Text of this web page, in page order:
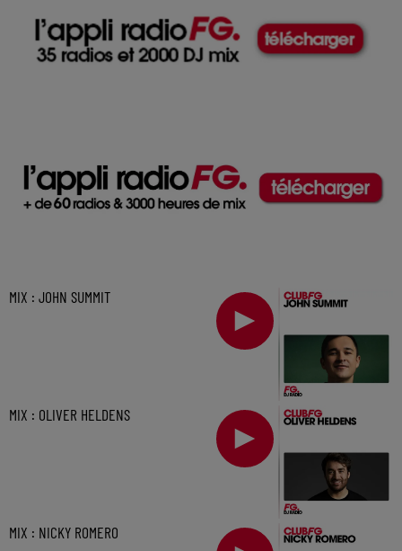
MIX : JOHN SUMMIT
MIX : OLIVER HELDENS
MIX : NICKY ROMERO